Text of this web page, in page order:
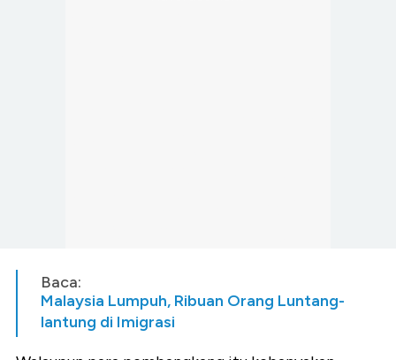
Baca:
Malaysia Lumpuh, Ribuan Orang Luntang-
lantung di Imigrasi